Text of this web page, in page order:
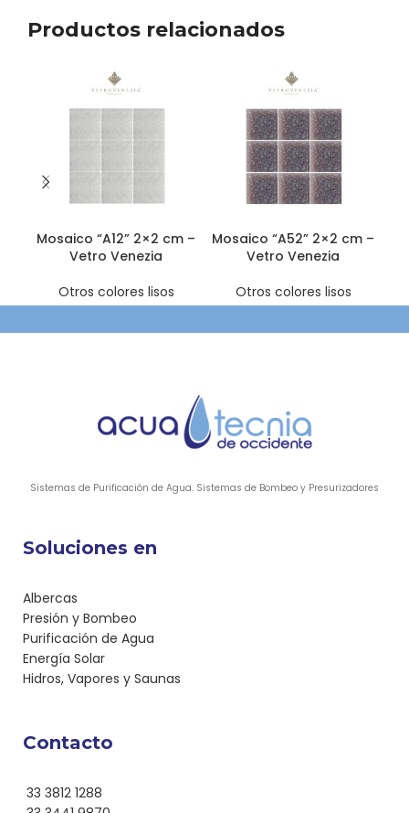
Productos relacionados
Mosaico “A12” 2×2 cm –
Vetro Venezia
Otros colores lisos
Mosaico “A52” 2×2 cm –
Vetro Venezia
Otros colores lisos
Sistemas de Purificación de Agua. Sistemas de Bombeo y Presurizadores
Soluciones en
Albercas
Presión y Bombeo
Purificación de Agua
Energía Solar
Hidros, Vapores y Saunas
Contacto
33 3812 1288